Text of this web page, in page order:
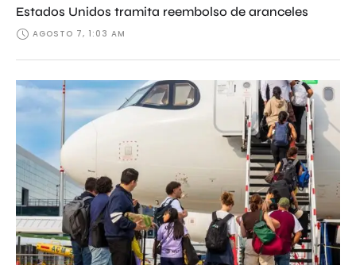
Estados Unidos tramita reembolso de aranceles
AGOSTO 7, 1:03 AM